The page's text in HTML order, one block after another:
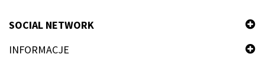
SOCIAL NETWORK
INFORMACJE